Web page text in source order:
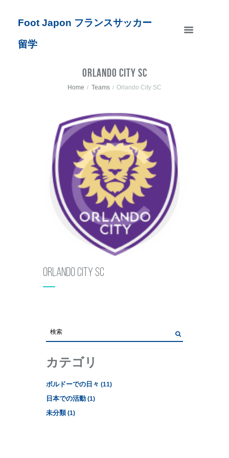
Foot Japon フランスサッカー
留学
Orlando City SC
Home Teams Orlando City SC
Orlando City SC
カテゴリ
ボルドーでの日々 (11)
日本での活動 (1)
未分類 (1)